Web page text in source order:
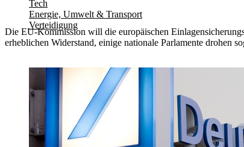
Tech
Energie, Umwelt & Transport
Verteidigung
Die EU-Kommission will die europäischen
erheblichen Widerstand, einige nationale Parlamente drohen